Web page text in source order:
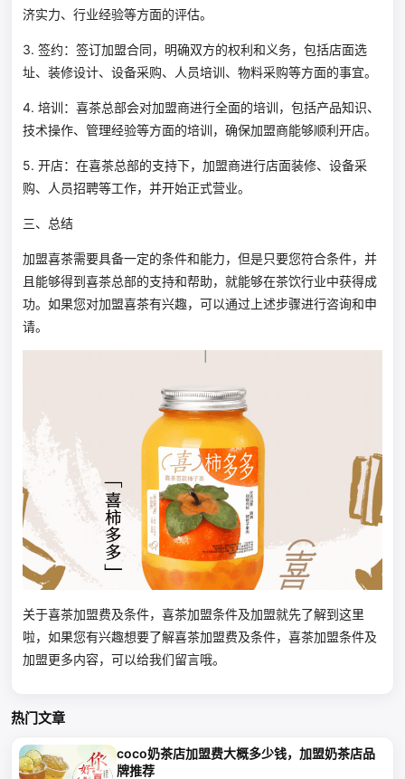
济实力、行业经验等方面的评估。
3. 签约：签订加盟合同，明确双方的权利和义务，包括店面选
址、装修设计、设备采购、人员培训、物料采购等方面的事宜。
4. 培训：喜茶总部会对加盟商进行全面的培训，包括产品知识、
技术操作、管理经验等方面的培训，确保加盟商能够顺利开店。
5. 开店：在喜茶总部的支持下，加盟商进行店面装修、设备采
购、人员招聘等工作，并开始正式营业。
三、总结
加盟喜茶需要具备一定的条件和能力，但是只要您符合条件，并
且能够得到喜茶总部的支持和帮助，就能够在茶饮行业中获得成
功。如果您对加盟喜茶有兴趣，可以通过上述步骤进行咨询和申
请。
关于喜茶加盟费及条件，喜茶加盟条件及加盟就先了解到这里
啦，如果您有兴趣想要了解喜茶加盟费及条件，喜茶加盟条件及
加盟更多内容，可以给我们留言哦。
热门文章
coco奶茶店加盟费大概多少钱，加盟奶茶店品
牌推荐